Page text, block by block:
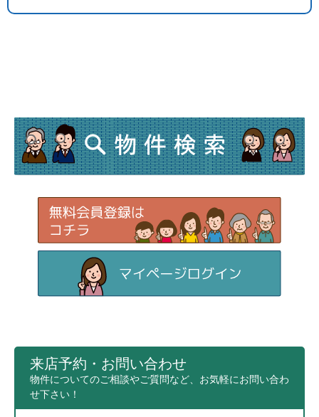
来店予約・お問い合わせ
物件についてのご相談やご質問など、お気軽にお問い合わ
せ下さい！